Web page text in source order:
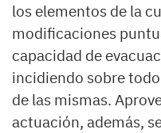
los elementos de la
modificaciones
capacidad de
incidiendo sobre
de las mismas.
actuación, además,